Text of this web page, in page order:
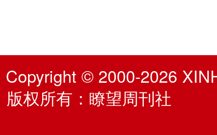
Copyright © 2000-2026
版权所有：瞭望周刊社